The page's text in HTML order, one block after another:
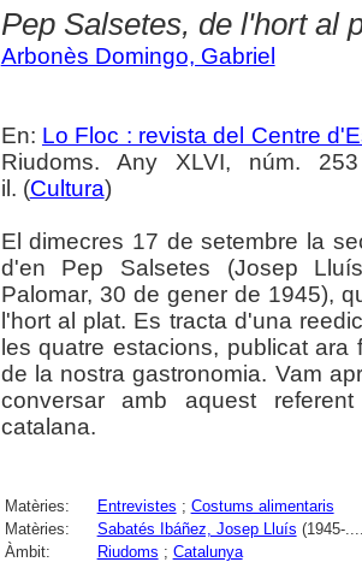
Pep Salsetes, de l'hort al
Arbonès Domingo, Gabriel
En: Lo Floc : revista del Centre
Riudoms. Any XLVI, núm.
il. (Cultura)
El dimecres 17 de setembre la
d'en Pep Salsetes (Josep
Palomar, 30 de gener de 1945),
l'hort al plat. Es tracta d'una
les quatre estacions, publicat
de la nostra gastronomia. Vam
conversar amb aquest
catalana.
Matèries: Entrevistes ; Costums alimentaris
Matèries:
Sabatés Ibáñez, Josep Lluís (1945-
Àmbit:
Riudoms ; Catalunya